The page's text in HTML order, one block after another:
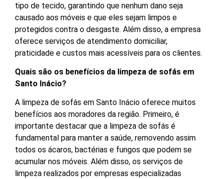
tipo de tecido, garantindo que nenhum dano seja
causado aos móveis e que eles sejam limpos e
protegidos contra o desgaste. Além disso, a empresa
oferece serviços de atendimento domiciliar,
praticidade e custos mais acessíveis para os clientes.
Quais são os benefícios da limpeza de sofás em
Santo Inácio?
A limpeza de sofás em Santo Inácio oferece muitos
benefícios aos moradores da região. Primeiro, é
importante destacar que a limpeza de sofás é
fundamental para manter a saúde, removendo assim
todos os ácaros, bactérias e fungos que podem se
acumular nos móveis. Além disso, os serviços de
limpeza realizados por empresas especializadas